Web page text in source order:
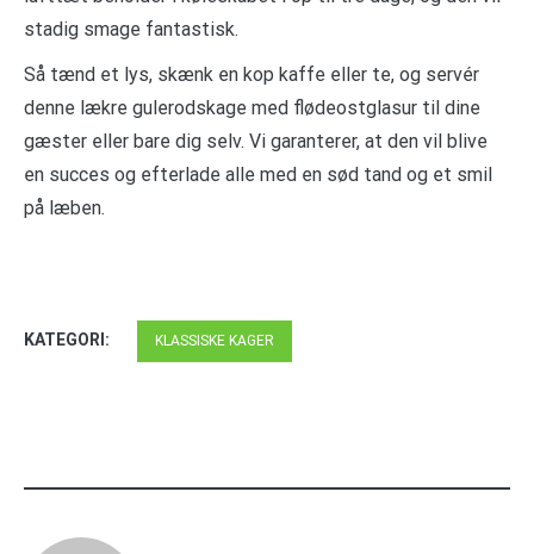
stadig smage fantastisk.
Så tænd et lys, skænk en kop kaffe eller te, og servér
denne lækre gulerodskage med flødeostglasur til dine
gæster eller bare dig selv. Vi garanterer, at den vil blive
en succes og efterlade alle med en sød tand og et smil
på læben.
KATEGORI: KLASSISKE KAGER